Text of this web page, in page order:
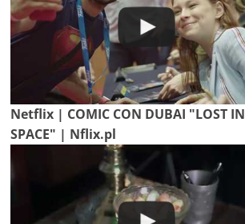
Netflix | COMIC CON DUBAI "LOST IN
SPACE" | Nflix.pl